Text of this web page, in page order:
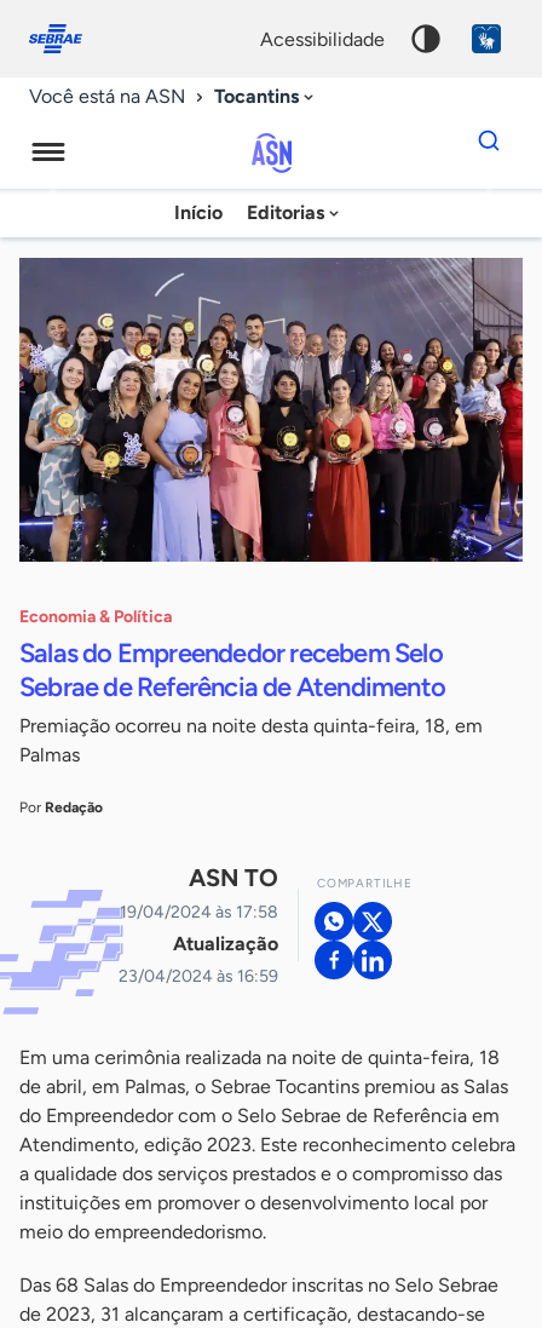
conosco
acessibilidade
Você está na ASN Tocantins
Agência
Sebrae
Notícias
Início Editorias
Dados
para
chave
Economia & Política
Salas do Empreendedor recebem Selo
Sebrae de Referência de Atendimento
Premiação ocorreu na noite desta quinta-feira, 18, em
Palmas
Por Redação
ASN TO
19/04/2024 às 17:58
Atualização
23/04/2024 às 16:59
COMPARTILHE
Em uma cerimônia realizada na noite de quinta-feira, 18
de abril, em Palmas, o Sebrae Tocantins premiou as Salas
do Empreendedor com o Selo Sebrae de Referência em
Atendimento, edição 2023. Este reconhecimento celebra
a qualidade dos serviços prestados e o compromisso das
instituições em promover o desenvolvimento local por
meio do empreendedorismo.
Das 68 Salas do Empreendedor inscritas no Selo Sebrae
de 2023, 31 alcançaram a certificação, destacando-se